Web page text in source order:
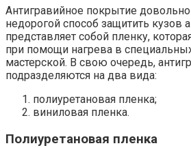
Антигравийное покрытие
недорогой способ защитить кузов
представляет собой пленку,
при помощи нагрева в
мастерской. В свою очередь,
подразделяются на два вида:
полиуретановая пленка;
виниловая пленка.
Полиуретановая пленка